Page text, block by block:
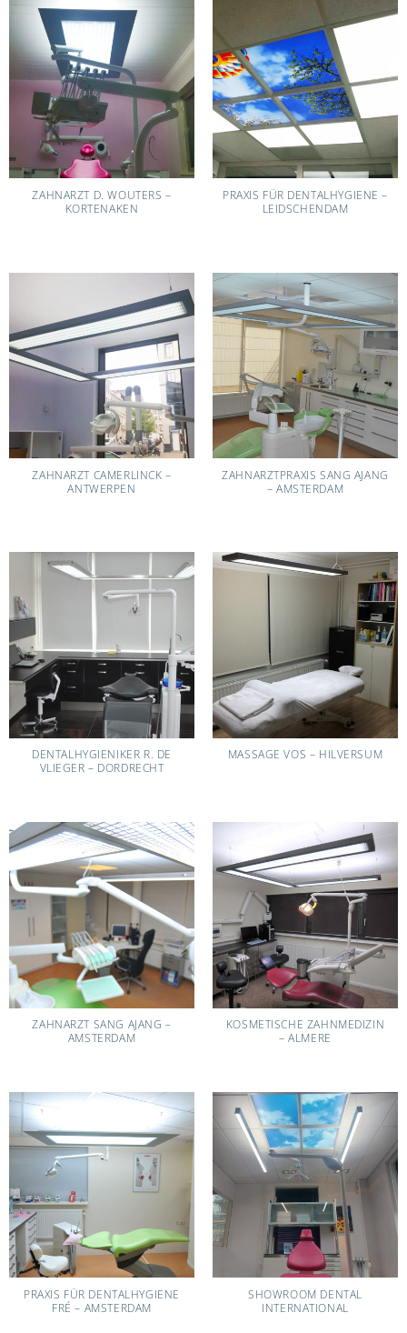
ZAHNARZT D. WOUTERS –
KORTENAKEN
PRAXIS FÜR DENTALHYGIENE –
LEIDSCHENDAM
ZAHNARZT CAMERLINCK –
ANTWERPEN
ZAHNARZTPRAXIS SANG AJANG
– AMSTERDAM
DENTALHYGIENIKER R. DE
VLIEGER – DORDRECHT
MASSAGE VOS – HILVERSUM
ZAHNARZT SANG AJANG –
AMSTERDAM
KOSMETISCHE ZAHNMEDIZIN
– ALMERE
PRAXIS FÜR DENTALHYGIENE
FRÉ – AMSTERDAM
SHOWROOM DENTAL
INTERNATIONAL